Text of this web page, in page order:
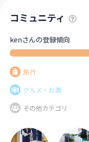
コミュニティ
kenさんの登録傾向
旅行
グルメ・お酒
その他カテゴリ